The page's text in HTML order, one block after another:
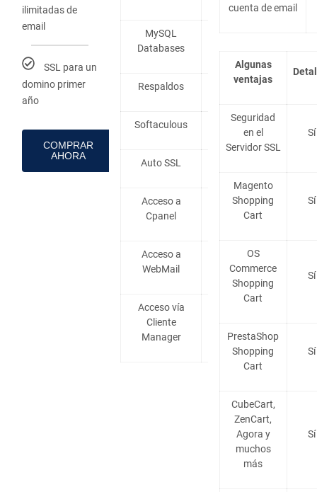
ilimitadas de
email
SSL para un
domino primer
año
COMPRAR
AHORA
MySQL
Databases
MariaDB
Respaldos
Softaculous Sí
Auto SSL
Acceso a
Cpanel
Acceso a
WebMail
Acceso vía
Cliente
Manager
cuenta de email
Algunas
ventajas
Seguridad
en el
Servidor SSL
Sí
Magento
Shopping
Cart
Sí
OS
Commerce
Shopping
Cart
Sí
PrestaShop
Shopping
Cart
Sí
CubeCart,
ZenCart,
Agora y
muchos
más
Sí